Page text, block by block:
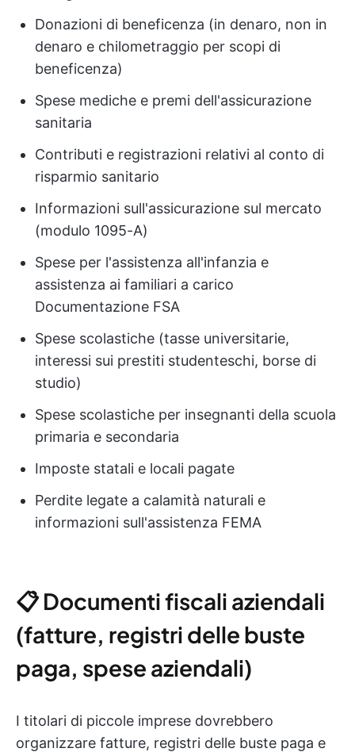
Donazioni di beneficenza (in denaro, non in
denaro e chilometraggio per scopi di
beneficenza)
Spese mediche e premi dell'assicurazione
sanitaria
Contributi e registrazioni relativi al conto di
risparmio sanitario
Informazioni sull'assicurazione sul mercato
(modulo 1095-A)
Spese per l'assistenza all'infanzia e
assistenza ai familiari a carico
Documentazione FSA
Spese scolastiche (tasse universitarie,
interessi sui prestiti studenteschi, borse di
studio)
Spese scolastiche per insegnanti della scuola
primaria e secondaria
Imposte statali e locali pagate
Perdite legate a calamità naturali e
informazioni sull'assistenza FEMA
📋 Documenti fiscali aziendali
(fatture, registri delle buste
paga, spese aziendali)
I titolari di piccole imprese dovrebbero
organizzare fatture, registri delle buste paga e